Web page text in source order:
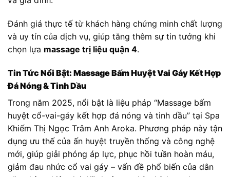
Đánh giá thực tế từ khách hàng chứng minh chất lượng
và uy tín của dịch vụ, giúp tăng thêm sự tin tưởng khi
chọn lựa massage trị liệu quận 4.
Tin Tức Nổi Bật: Massage Bấm Huyệt Vai Gáy Kết Hợp
Đá Nóng & Tinh Dầu
Trong năm 2025, nổi bật là liệu pháp “Massage bấm
huyệt cổ-vai-gáy kết hợp đá nóng và tinh dầu” tại Spa
Khiếm Thị Ngọc Trâm Anh Aroka. Phương pháp này tận
dụng ưu thế của ấn huyệt truyền thống và công nghệ
mới, giúp giải phóng áp lực, phục hồi tuần hoàn máu,
giảm đau nhức cổ vai gáy – vấn đề phổ biến của dân